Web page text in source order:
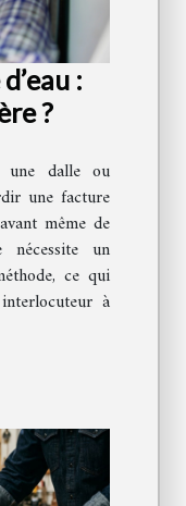
:
?
une dalle ou
une facture
même de
un
ce qui
à